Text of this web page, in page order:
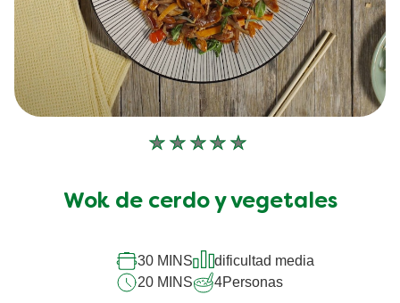
No
han
calificaciones
para
este
Wok de cerdo y vegetales
30 MINS
dificultad media
20 MINS
4Personas